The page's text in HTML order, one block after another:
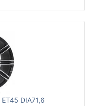
DIA71,6